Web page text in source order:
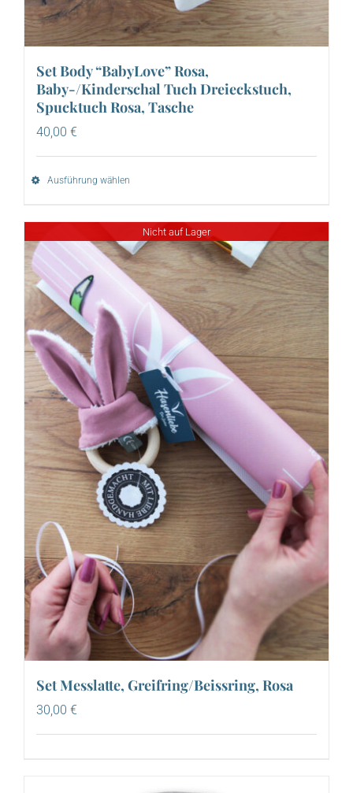
Set Body “BabyLove” Rosa,
Baby-/Kinderschal Tuch Dreieckstuch,
Spucktuch Rosa, Tasche
40,00 €
Ausführung wählen
Nicht auf Lager
Set Messlatte, Greifring/Beissring, Rosa
30,00 €